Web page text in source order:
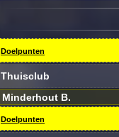
Doelpunten
Thuisclub
Minderhout B.
Doelpunten